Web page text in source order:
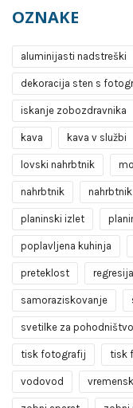
OZNAKE
aluminijasti nadstreški
dekoracija sten s
iskanje zobozdravnika
kava kava v službi
lovski nahrbtnik
nahrbtnik
planinski izlet
poplavljena kuhinja
preteklost regresija
samoraziskovanje
svetilke za pohodništvo
tisk fotografij tisk
vodovod